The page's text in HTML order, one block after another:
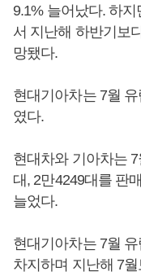
9.1% 늘어났다. 하
서 지난해 하반기보
망됐다.
현대기아차는 7월
였다.
현대차와 기아차는
대, 2만4249대를 판
늘었다.
현대기아차는 7월
차지하며 지난해 7